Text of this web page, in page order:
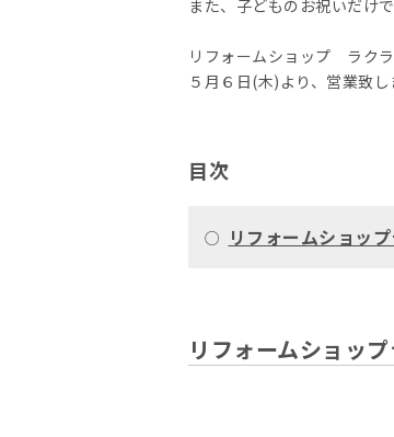
また、子どものお祝いだけ
リフォームショップ ラク
５月６日(木)より、営業致
目次
○ リフォームショッ
リフォームショッ